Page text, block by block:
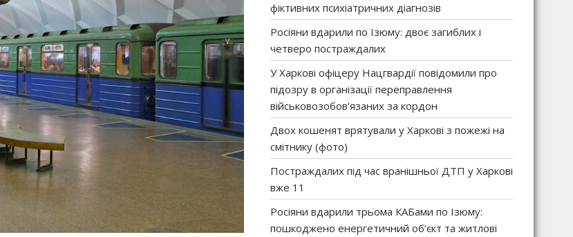
фіктивних психіатричних діагнозів
Росіяни вдарили по Ізюму: двоє загиблих і
четверо постраждалих
У Харкові офіцеру Нацгвардії повідомили про
підозру в організації переправлення
військовозобов’язаних за кордон
Двох кошенят врятували у Харкові з пожежі на
смітнику (фото)
Постраждалих під час вранішньої ДТП у Харкові
вже 11
Росіяни вдарили трьома КАБами по Ізюму:
пошкоджено енергетичний об’єкт та житлові